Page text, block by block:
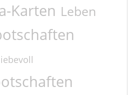
Karten Leben